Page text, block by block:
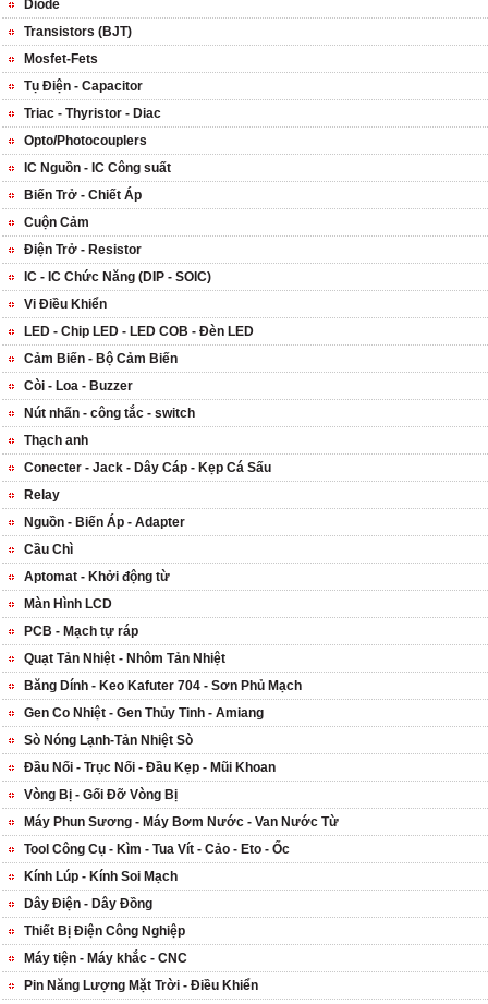
Diode
Transistors (BJT)
Mosfet-Fets
Tụ Điện - Capacitor
Triac - Thyristor - Diac
Opto/Photocouplers
IC Nguồn - IC Công suất
Biến Trở - Chiết Áp
Cuộn Cảm
Điện Trở - Resistor
IC - IC Chức Năng (DIP - SOIC)
Vi Điều Khiển
LED - Chip LED - LED COB - Đèn LED
Cảm Biến - Bộ Cảm Biến
Còi - Loa - Buzzer
Nút nhấn - công tắc - switch
Thạch anh
Conecter - Jack - Dây Cáp - Kẹp Cá Sấu
Relay
Nguồn - Biến Áp - Adapter
Cầu Chì
Aptomat - Khởi động từ
Màn Hình LCD
PCB - Mạch tự ráp
Quạt Tản Nhiệt - Nhôm Tản Nhiệt
Băng Dính - Keo Kafuter 704 - Sơn Phủ Mạch
Gen Co Nhiệt - Gen Thủy Tinh - Amiang
Sò Nóng Lạnh-Tản Nhiệt Sò
Đầu Nối - Trục Nối - Đầu Kẹp - Mũi Khoan
Vòng Bị - Gối Đỡ Vòng Bị
Máy Phun Sương - Máy Bơm Nước - Van Nước Từ
Tool Công Cụ - Kìm - Tua Vít - Cảo - Eto - Ốc
Kính Lúp - Kính Soi Mạch
Dây Điện - Dây Đồng
Thiết Bị Điện Công Nghiệp
Máy tiện - Máy khắc - CNC
Pin Năng Lượng Mặt Trời - Điều Khiển